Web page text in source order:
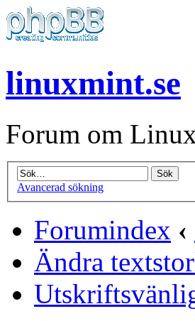
linuxmint.se
Forum om
Avancerad sökning
Forumindex ‹
Ändra